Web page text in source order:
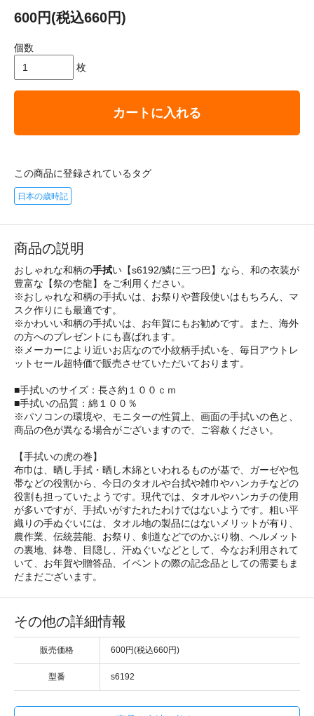
600円(税込660円)
個数
枚
カートに入れる
この商品に登録されているタグ
日本の歳時記
商品の説明
おしゃれな和柄の手拭い【s6192/鱗に三つ巴】なら、和の衣装が
豊富な【祭の壱龍】をご利用ください。
※おしゃれな和柄の手拭いは、お祭りや普段使いはもちろん、マ
スク作りにも最適です。
※かわいい和柄の手拭いは、お年賀にもお勧めです。また、海外
の方へのプレゼントにも喜ばれます。
※メーカーにより近いお店なので小紋柄手拭いを、毎日アウトレ
ットセール超特価で販売させていただいております。
■手拭いのサイズ：長さ約１００ｃｍ
■手拭いの品質：綿１００％
※パソコンの環境や、モニターの性質上、画面の手拭いの色と、
商品の色が異なる場合がございますので、ご容赦ください。
【手拭いの虎の巻】
布巾は、晒し手拭・晒し木綿といわれるものが基で、ガーゼや包
帯などの役割から、今日のタオルや台拭や雑巾やハンカチなどの
役割も担っていたようです。現代では、タオルやハンカチの使用
が多いですが、手拭いがすたれたわけではないようです。粗い平
織りの手ぬぐいには、タオル地の製品にはないメリットが有り、
農作業、伝統芸能、お祭り、剣道などでのかぶり物、ヘルメット
の裏地、鉢巻、目隠し、汗ぬぐいなどとして、今なお利用されて
いて、お年賀や贈答品、イベントの際の記念品としての需要もま
だまだございます。
その他の詳細情報
販売価格 600円(税込660円)
型番 s6192